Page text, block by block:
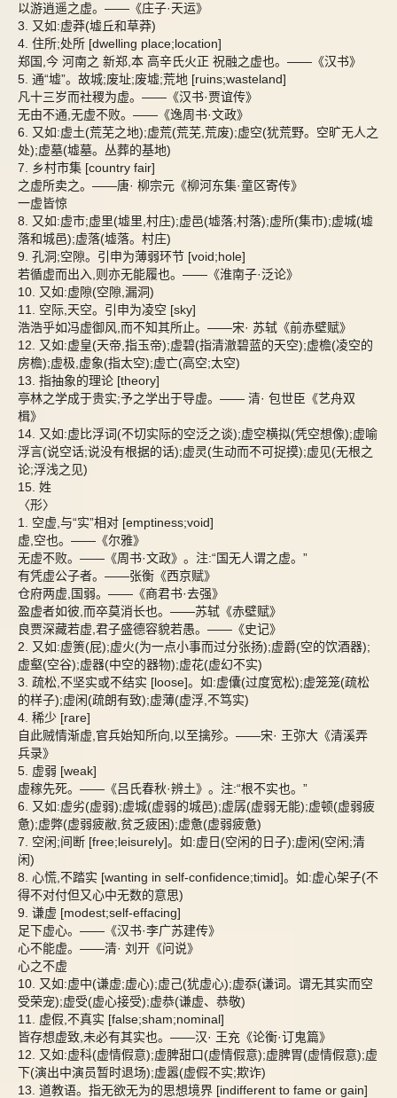
以游逍遥之虚。——《庄子·天运》
3. 又如:虚莽(墟丘和草莽)
4. 住所;处所 [dwelling place;location]
郑国,今 河南之 新郑,本 高辛氏火正 祝融之虚也。——《汉书》
5. 通“墟”。故城;废址;废墟;荒地 [ruins;wasteland]
凡十三岁而社稷为虚。——《汉书·贾谊传》
无由不通,无虚不败。——《逸周书·文政》
6. 又如:虚土(荒芜之地);虚荒(荒芜,荒废);虚空(犹荒野。空旷无人之
处);虚墓(墟墓。丛葬的基地)
7. 乡村市集 [country fair]
之虚所卖之。——唐· 柳宗元《柳河东集·童区寄传》
一虚皆惊
8. 又如:虚市;虚里(墟里,村庄);虚邑(墟落;村落);虚所(集市);虚城(墟
落和城邑);虚落(墟落。村庄)
9. 孔洞;空隙。引申为薄弱环节 [void;hole]
若循虚而出入,则亦无能履也。——《淮南子·泛论》
10. 又如:虚隙(空隙,漏洞)
11. 空际,天空。引申为凌空 [sky]
浩浩乎如冯虚御风,而不知其所止。——宋· 苏轼《前赤壁赋》
12. 又如:虚皇(天帝,指玉帝);虚碧(指清澈碧蓝的天空);虚檐(凌空的
房檐);虚极,虚象(指太空);虚亡(高空;太空)
13. 指抽象的理论 [theory]
亭林之学成于贵实;予之学出于导虚。—— 清· 包世臣《艺舟双
楫》
14. 又如:虚比浮词(不切实际的空泛之谈);虚空横拟(凭空想像);虚喻
浮言(说空话;说没有根据的话);虚灵(生动而不可捉摸);虚见(无根之
论;浮浅之见)
15. 姓
〈形〉
1. 空虚,与“实”相对 [emptiness;void]
虚,空也。——《尔雅》
无虚不败。——《周书·文政》。注:“国无人谓之虚。”
有凭虚公子者。——张衡《西京赋》
仓府两虚,国弱。——《商君书·去强》
盈虚者如彼,而卒莫消长也。——苏轼《赤壁赋》
良贾深藏若虚,君子盛德容貌若愚。——《史记》
2. 又如:虚箦(屁);虚火(为一点小事而过分张扬);虚爵(空的饮酒器);
虚壑(空谷);虚器(中空的器物);虚花(虚幻不实)
3. 疏松,不坚实或不结实 [loose]。如:虚儾(过度宽松);虚笼笼(疏松
的样子);虚闲(疏朗有致);虚薄(虚浮,不笃实)
4. 稀少 [rare]
自此贼情渐虚,官兵始知所向,以至擒殄。——宋· 王弥大《清溪弄
兵录》
5. 虚弱 [weak]
虚稼先死。——《吕氏春秋·辨土》。注:“根不实也。”
6. 又如:虚劣(虚弱);虚城(虚弱的城邑);虚孱(虚弱无能);虚顿(虚弱疲
惫);虚弊(虚弱疲敝,贫乏疲困);虚惫(虚弱疲惫)
7. 空闲;间断 [free;leisurely]。如:虚日(空闲的日子);虚闲(空闲;清
闲)
8. 心慌,不踏实 [wanting in self-confidence;timid]。如:虚心架子(不
得不对付但又心中无数的意思)
9. 谦虚 [modest;self-effacing]
足下虚心。——《汉书·李广苏建传》
心不能虚。——清· 刘开《问说》
心之不虚
10. 又如:虚中(谦虚;虚心);虚己(犹虚心);虚忝(谦词。谓无其实而空
受荣宠);虚受(虚心接受);虚恭(谦虚、恭敬)
11. 虚假,不真实 [false;sham;nominal]
皆存想虚致,未必有其实也。——汉· 王充《论衡·订鬼篇》
12. 又如:虚科(虚情假意);虚脾甜口(虚情假意);虚脾胃(虚情假意);虚
下(演出中演员暂时退场);虚嚣(虚假不实;欺诈)
13. 道教语。指无欲无为的思想境界 [indifferent to fame or gain]